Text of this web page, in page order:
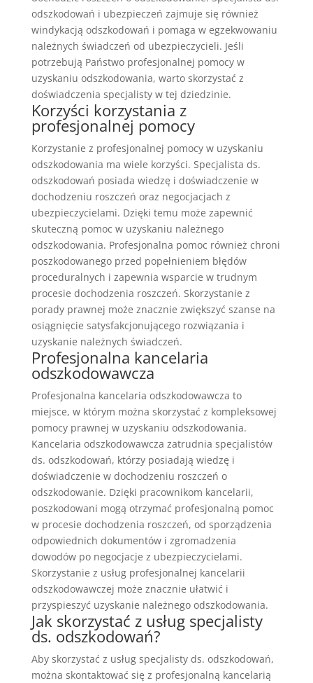
odszkodowań i ubezpieczeń zajmuje się również
windykacją odszkodowań i pomaga w egzekwowaniu
należnych świadczeń od ubezpieczycieli. Jeśli
potrzebują Państwo profesjonalnej pomocy w
uzyskaniu odszkodowania, warto skorzystać z
doświadczenia specjalisty w tej dziedzinie.
Korzyści korzystania z
profesjonalnej pomocy
Korzystanie z profesjonalnej pomocy w uzyskaniu
odszkodowania ma wiele korzyści. Specjalista ds.
odszkodowań posiada wiedzę i doświadczenie w
dochodzeniu roszczeń oraz negocjacjach z
ubezpieczycielami. Dzięki temu może zapewnić
skuteczną pomoc w uzyskaniu należnego
odszkodowania. Profesjonalna pomoc również chroni
poszkodowanego przed popełnieniem błędów
proceduralnych i zapewnia wsparcie w trudnym
procesie dochodzenia roszczeń. Skorzystanie z
porady prawnej może znacznie zwiększyć szanse na
osiągnięcie satysfakcjonującego rozwiązania i
uzyskanie należnych świadczeń.
Profesjonalna kancelaria
odszkodowawcza
Profesjonalna kancelaria odszkodowawcza to
miejsce, w którym można skorzystać z kompleksowej
pomocy prawnej w uzyskaniu odszkodowania.
Kancelaria odszkodowawcza zatrudnia specjalistów
ds. odszkodowań, którzy posiadają wiedzę i
doświadczenie w dochodzeniu roszczeń o
odszkodowanie. Dzięki pracownikom kancelarii,
poszkodowani mogą otrzymać profesjonalną pomoc
w procesie dochodzenia roszczeń, od sporządzenia
odpowiednich dokumentów i zgromadzenia
dowodów po negocjacje z ubezpieczycielami.
Skorzystanie z usług profesjonalnej kancelarii
odszkodowawczej może znacznie ułatwić i
przyspieszyć uzyskanie należnego odszkodowania.
Jak skorzystać z usług specjalisty
ds. odszkodowań?
Aby skorzystać z usług specjalisty ds. odszkodowań,
można skontaktować się z profesjonalną kancelarią